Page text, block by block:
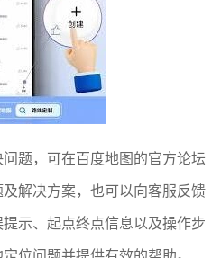
题，可在百度地图的官方论坛
解决方案，也可以向客服反馈
示、起点终点信息以及操作步